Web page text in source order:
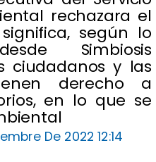
rechazara el
según lo
Simbiosis
ciudadanos y las
derecho a
en lo que se
De 2022 12:14